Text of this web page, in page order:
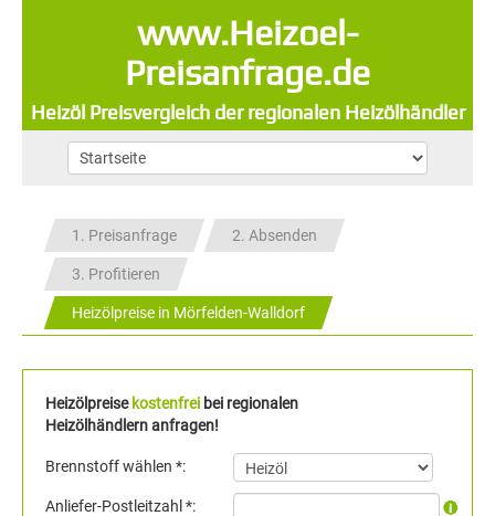
www.Heizoel-
Preisanfrage.de
Heizöl Preisvergleich der regionalen Heizölhändler
1. Preisanfrage 2. Absenden
3. Profitieren
Heizölpreise in Mörfelden-Walldorf
Heizölpreise kostenfrei bei regionalen
Heizölhändlern anfragen!
Brennstoff wählen *:
Anliefer-Postleitzahl *: